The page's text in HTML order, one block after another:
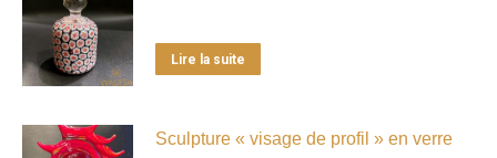
Lire la suite
Sculpture « visage de profil » en verre